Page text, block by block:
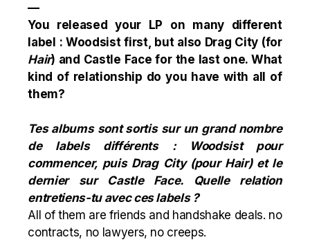
—
You released your LP on many different
label : Woodsist first, but also Drag City (for
Hair) and Castle Face for the last one. What
kind of relationship do you have with all of
them?
Tes albums sont sortis sur un grand nombre
de labels différents : Woodsist pour
commencer, puis Drag City (pour Hair) et le
dernier sur Castle Face. Quelle relation
entretiens-tu avec ces labels ?
All of them are friends and handshake deals. no
contracts, no lawyers, no creeps.